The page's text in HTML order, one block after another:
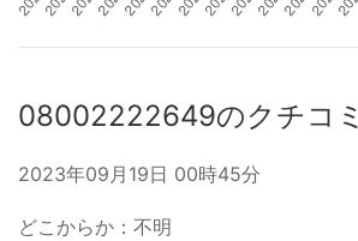
08002222649のクチコミ
2023年09月19日 00時45分
どこからか：不明